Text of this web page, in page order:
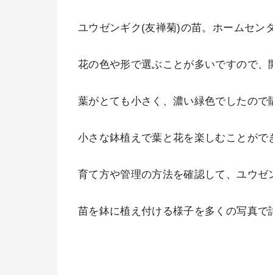
ユウゼンギク(友禅菊)の苗。ホームセン
花の色や形で選ぶことが多いですので
葉がとても小さく、濃い緑色でしたので
小さな鉢植えで葉と花を楽しむことがで
育て方や管理の方法を確認して、ユウ
苗を鉢に植え付ける様子を多くの写真